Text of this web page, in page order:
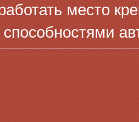
место